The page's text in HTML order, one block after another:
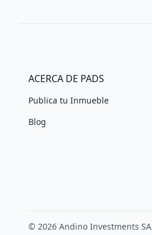
ACERCA DE PADS
Publica tu Inmueble
Blog
© 2026 Andino Investments